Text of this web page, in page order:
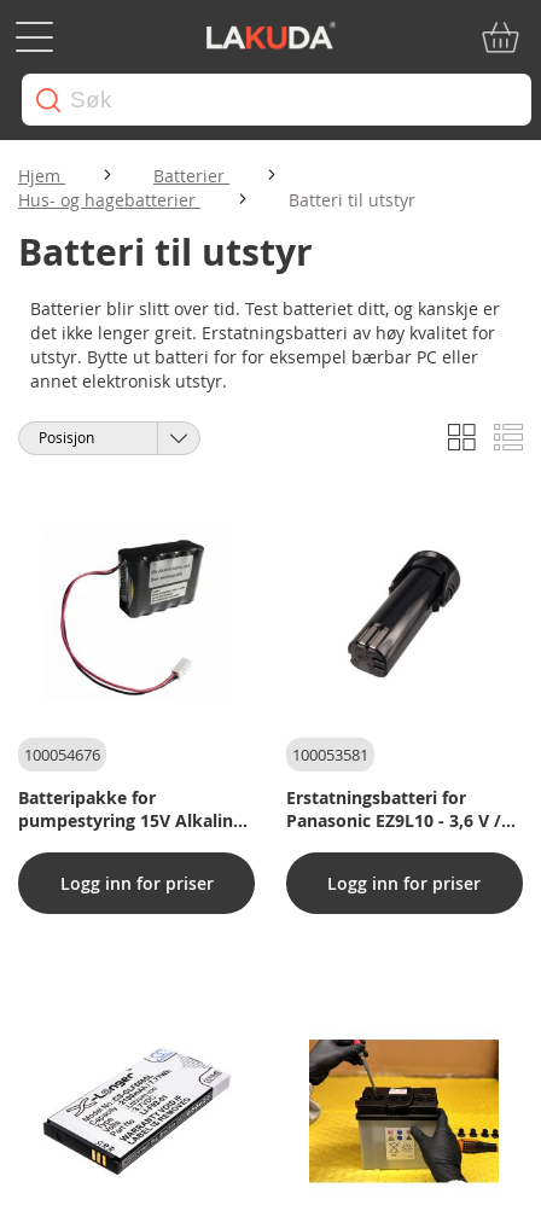
Hjem
Batterier
Hus- og hagebatterier
Batteri til utstyr
Batteri til utstyr
Batterier blir slitt over tid. Test batteriet ditt, og kanskje er
det ikke lenger greit. Erstatningsbatteri av høy kvalitet for
utstyr. Bytte ut batteri for for eksempel bærbar PC eller
annet elektronisk utstyr.
Vise
som
Sorter
100054676
Batteripakke for
pumpestyring 15V Alkaline
Logg inn for priser
100053581
Erstatningsbatteri for
Panasonic EZ9L10 - 3,6 V /
Logg inn for priser